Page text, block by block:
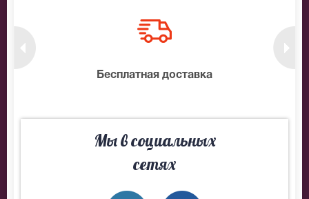
Бесплатная доставка
Мы в социальных
сетях